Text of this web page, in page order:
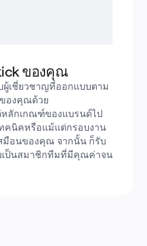
ของคุณ
ผู้เชี่ยวชาญที่ออกแบบตาม
องคุณด้วย
ลักเกณฑ์ของแบรนด์ไป
คนิคหรือแม้แต่กรอบงาน
มือนของคุณ จากนั้น ก็รับ
เป็นสมาชิกทีมที่มีคุณค่าจน